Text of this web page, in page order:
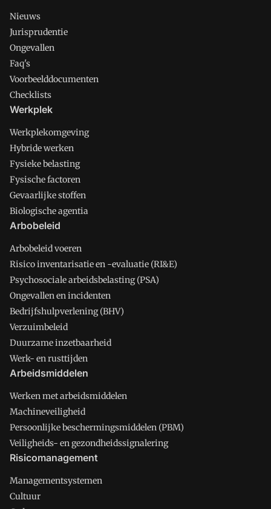
Nieuws
Jurisprudentie
Ongevallen
Faq's
Voorbeelddocumenten
Checklists
Werkplek
Werkplekomgeving
Hybride werken
Fysieke belasting
Fysische factoren
Gevaarlijke stoffen
Biologische agentia
Arbobeleid
Arbobeleid voeren
Risico inventarisatie en -evaluatie (RI&E)
Psychosociale arbeidsbelasting (PSA)
Ongevallen en incidenten
Bedrijfshulpverlening (BHV)
Verzuimbeleid
Duurzame inzetbaarheid
Werk- en rusttijden
Arbeidsmiddelen
Werken met arbeidsmiddelen
Machineveiligheid
Persoonlijke beschermingsmiddelen (PBM)
Veiligheids- en gezondheidssignalering
Risicomanagement
Managementsystemen
Cultuur